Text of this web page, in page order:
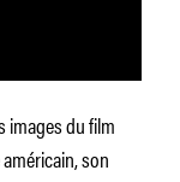
images du film
son